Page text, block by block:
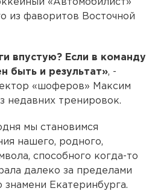
«Автомобилист»
из фаворитов Восточной
впустую? Если в команду
быть и результат», -
«шоферов» Максим
недавних тренировок.
мы становимся
нашего, родного,
способного когда-то
далеко за пределами
Екатеринбурга.